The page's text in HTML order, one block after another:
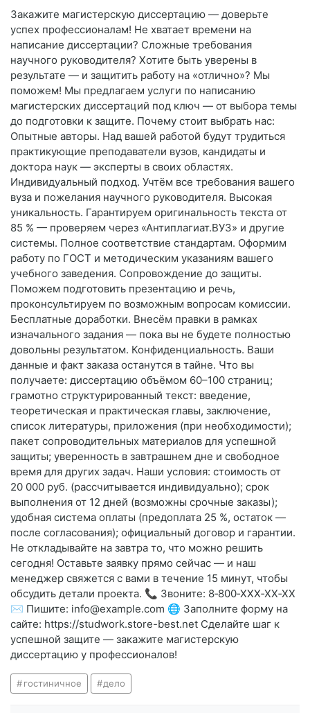
Закажите магистерскую диссертацию — доверьте
успех профессионалам! Не хватает времени на
написание диссертации? Сложные требования
научного руководителя? Хотите быть уверены в
результате — и защитить работу на «отлично»? Мы
поможем! Мы предлагаем услуги по написанию
магистерских диссертаций под ключ — от выбора темы
до подготовки к защите. Почему стоит выбрать нас:
Опытные авторы. Над вашей работой будут трудиться
практикующие преподаватели вузов, кандидаты и
доктора наук — эксперты в своих областях.
Индивидуальный подход. Учтём все требования вашего
вуза и пожелания научного руководителя. Высокая
уникальность. Гарантируем оригинальность текста от
85 % — проверяем через «Антиплагиат.ВУЗ» и другие
системы. Полное соответствие стандартам. Оформим
работу по ГОСТ и методическим указаниям вашего
учебного заведения. Сопровождение до защиты.
Поможем подготовить презентацию и речь,
проконсультируем по возможным вопросам комиссии.
Бесплатные доработки. Внесём правки в рамках
изначального задания — пока вы не будете полностью
довольны результатом. Конфиденциальность. Ваши
данные и факт заказа останутся в тайне. Что вы
получаете: диссертацию объёмом 60–100 страниц;
грамотно структурированный текст: введение,
теоретическая и практическая главы, заключение,
список литературы, приложения (при необходимости);
пакет сопроводительных материалов для успешной
защиты; уверенность в завтрашнем дне и свободное
время для других задач. Наши условия: стоимость от
20 000 руб. (рассчитывается индивидуально); срок
выполнения от 12 дней (возможны срочные заказы);
удобная система оплаты (предоплата 25 %, остаток —
после согласования); официальный договор и гарантии.
Не откладывайте на завтра то, что можно решить
сегодня! Оставьте заявку прямо сейчас — и наш
менеджер свяжется с вами в течение 15 минут, чтобы
обсудить детали проекта. 📞 Звоните: 8‑800‑XXX‑XX‑XX
✉️ Пишите: info@example.com 🌐 Заполните форму на
сайте: https://studwork.store-best.net Сделайте шаг к
успешной защите — закажите магистерскую
диссертацию у профессионалов!
гостиничное дело